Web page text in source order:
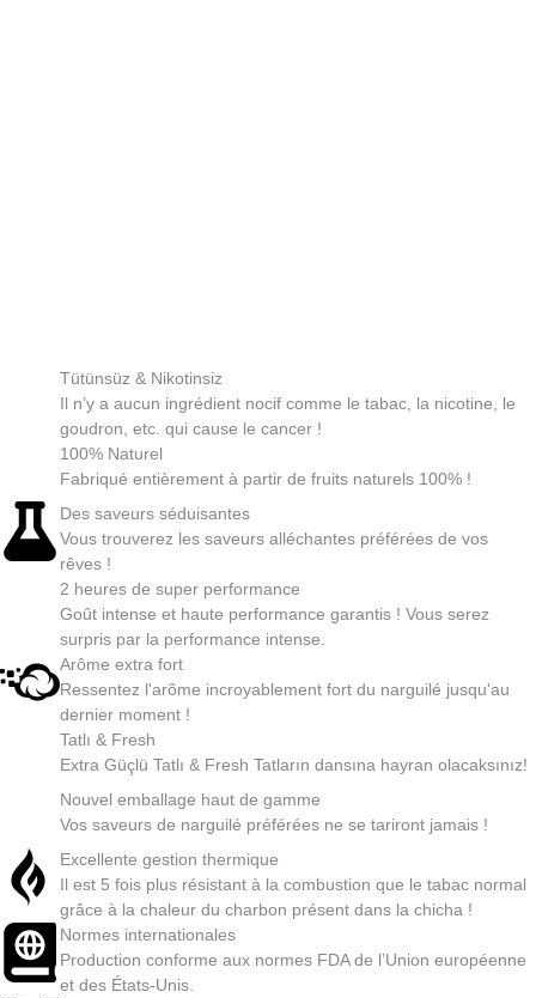
Tütünsüz & Nikotinsiz
Il n’y a aucun ingrédient nocif comme le tabac, la nicotine, le
goudron, etc. qui cause le cancer !
100% Naturel
Fabriqué entièrement à partir de fruits naturels 100% !
Des saveurs séduisantes
Vous trouverez les saveurs alléchantes préférées de vos
rêves !
2 heures de super performance
Goût intense et haute performance garantis ! Vous serez
surpris par la performance intense.
Arôme extra fort
Ressentez l'arôme incroyablement fort du narguilé jusqu'au
dernier moment !
Tatlı & Fresh
Extra Güçlü Tatlı & Fresh Tatların dansına hayran olacaksınız!
Nouvel emballage haut de gamme
Vos saveurs de narguilé préférées ne se tariront jamais !
Excellente gestion thermique
Il est 5 fois plus résistant à la combustion que le tabac normal
grâce à la chaleur du charbon présent dans la chicha !
Normes internationales
Production conforme aux normes FDA de l’Union européenne
et des États-Unis.